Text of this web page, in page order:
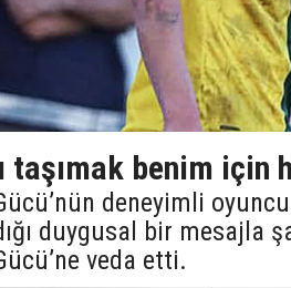
taşımak benim için
deneyimli
duygusal bir mesajla
veda etti.